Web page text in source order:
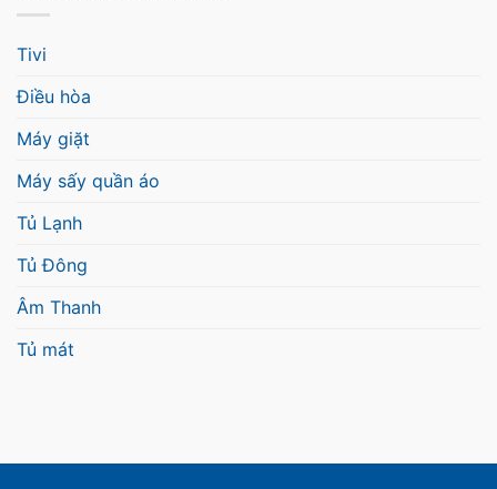
Tivi
Điều hòa
Máy giặt
Máy sấy quần áo
Tủ Lạnh
Tủ Đông
Âm Thanh
Tủ mát